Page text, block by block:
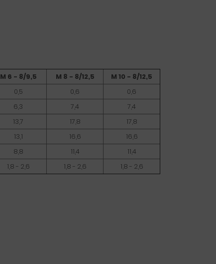
M 6 - 8/9,5 M 8 - 8/12,5
M 10 - 8/12,5
0,5 0,6
0,6
6,3 7,4
7,4
13,7 17,8
17,8
13,1 16,6
16,6
8,8 11,4
11,4
1,8 - 2,6 1,8 - 2,6 1,8 - 2,6